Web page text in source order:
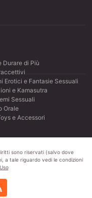
Durare di Più
Erotici e Fantasie Sessuali
e Kamasutra
Sessuali
Orale
e Accessori
sono riservati (salvo dove
a tale riguardo vedi le condizioni